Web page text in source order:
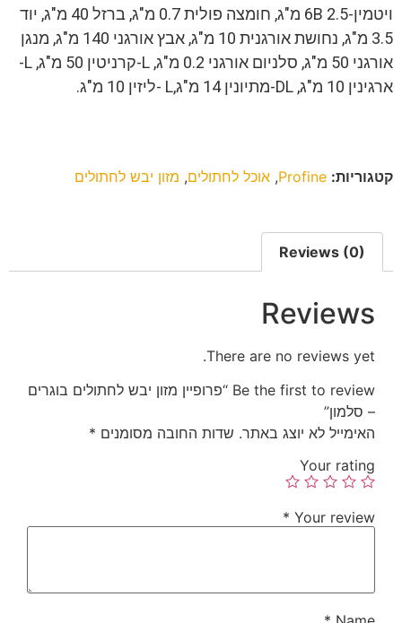
ויטמין-6B 2.5 מ"ג, חומצה פולית 0.7 מ"ג, ברזל 40 מ"ג, יוד
3.5 מ"ג, נחושת אורגנית 10 מ"ג, אבץ אורגני 140 מ"ג, מנגן
אורגני 50 מ"ג, סלניום אורגני 0.2 מ"ג, L-קרניטין 50 מ"ג, L-
ארגינין 10 מ"ג, DL-מתיונין 14 מ"ג,L -ליזין 10 מ"ג.
קטגוריות: Profine
, אוכל לחתולים, מזון יבש לחתולים
Reviews (0)
Reviews
There are no reviews yet.
Be the first to review “פרופיין מזון יבש לחתולים בוגרים
– סלמון”
האימייל לא יוצג באתר. שדות החובה מסומנים *
Your rating
Your review
*